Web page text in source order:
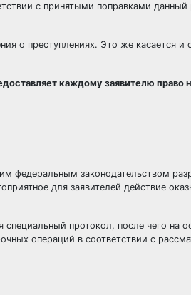
с принятыми поправками данный
о преступлениях. Это же касается и
каждому заявителю право
федеральным законодательством
для заявителей действие
протокол, после чего на
операций в соответствии с